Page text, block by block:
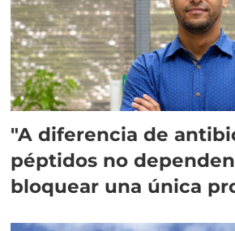
"A diferencia de
péptidos no
bloquear una única